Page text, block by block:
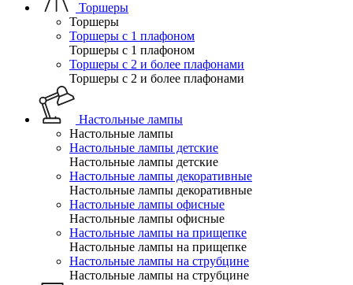
Торшеры
Торшеры
Торшеры с 1 плафоном
Торшеры с 1 плафоном
Торшеры с 2 и более плафонами
Торшеры с 2 и более плафонами
Настольные лампы
Настольные лампы
Настольные лампы детские
Настольные лампы детские
Настольные лампы декоративные
Настольные лампы декоративные
Настольные лампы офисные
Настольные лампы офисные
Настольные лампы на прищепке
Настольные лампы на прищепке
Настольные лампы на струбцине
Настольные лампы на струбцине